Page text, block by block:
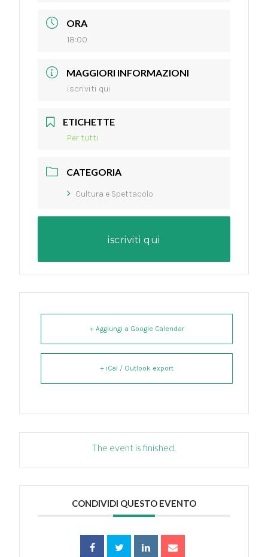
ORA
18:00
MAGGIORI INFORMAZIONI
iscriviti qui
ETICHETTE
Per tutti
CATEGORIA
Cultura e Spettacolo
iscriviti qui
+ Aggiungi a Google Calendar
+ iCal / Outlook export
The event is finished.
CONDIVIDI QUESTO EVENTO